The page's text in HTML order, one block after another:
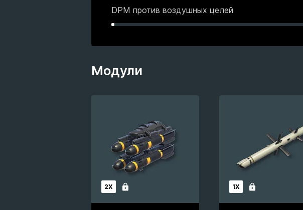
DPM против воздушных целей
Модули
2X Заблокирован 1X Заблокирован